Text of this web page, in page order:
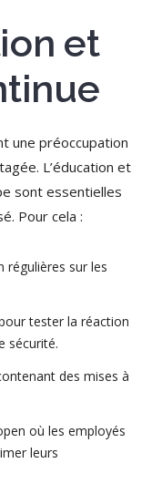
et
une préoccupation
L’éducation et
sont essentielles
Pour cela :
régulières sur les
tester la réaction
sécurité.
des mises à
où les employés
leurs